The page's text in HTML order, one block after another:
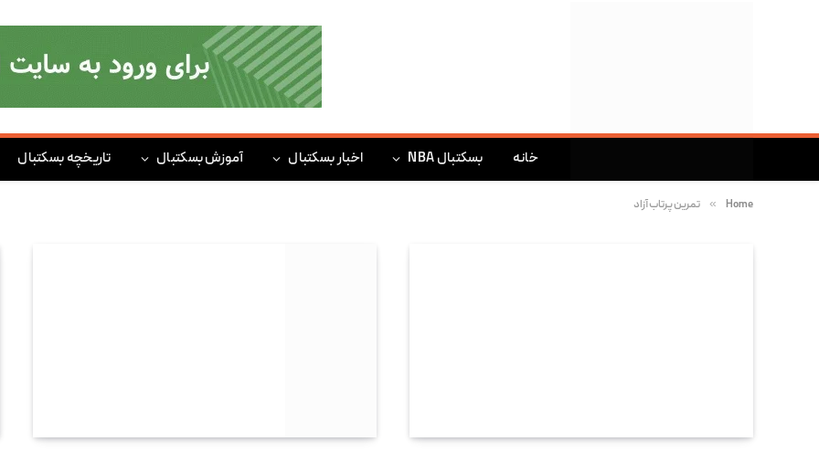
خانه بسکتبال NBA اخبار بسکتبال آموزش بسکتبال تاریخچه بسکتبال
Home
» تمرین پرتاب آزاد